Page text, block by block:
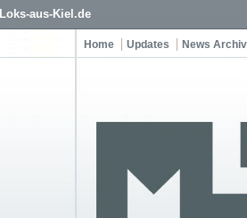
Loks-aus-Kiel.de
Home Updates News Archiv